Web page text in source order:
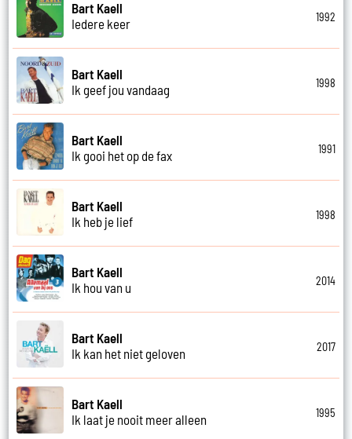
Bart Kaell
Iedere keer
1992
Bart Kaell
Ik geef jou vandaag
1998
Bart Kaell
Ik gooi het op de fax
1991
Bart Kaell
Ik heb je lief
1998
Bart Kaell
Ik hou van u
2014
Bart Kaell
Ik kan het niet geloven
2017
Bart Kaell
Ik laat je nooit meer alleen
1995